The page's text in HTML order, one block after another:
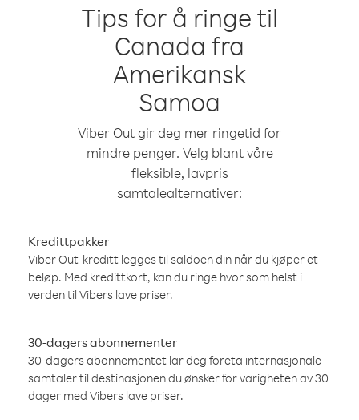
Tips for å ringe til
Canada fra
Amerikansk
Samoa
Viber Out gir deg mer ringetid for
mindre penger. Velg blant våre
fleksible, lavpris
samtalealternativer:
Kredittpakker
Viber Out-kreditt legges til saldoen din når du kjøper et
beløp. Med kredittkort, kan du ringe hvor som helst i
verden til Vibers lave priser.
30-dagers abonnementer
30-dagers abonnementet lar deg foreta internasjonale
samtaler til destinasjonen du ønsker for varigheten av 30
dager med Vibers lave priser.